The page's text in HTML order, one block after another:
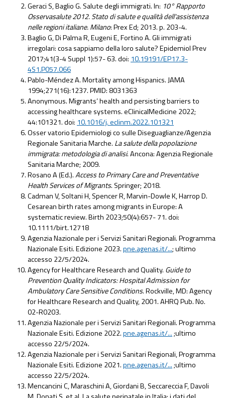
Geraci S, Baglio G. Salute degli immigrati. In: 10° Rapporto
Osservasalute 2012. Stato di salute e qualità dell'assistenza
nelle regioni italiane. Milano: Prex Ed; 2013. p. 203-4.
Baglio G, Di Palma R, Eugeni E, Fortino A. Gli immigrati
irregolari: cosa sappiamo della loro salute? Epidemiol Prev
2017;41(3-4 Suppl 1):57- 63. doi: 10.19191/EP17.3-
4S1.P057.066
Pablo-Méndez A. Mortality among Hispanics. JAMA
1994;271(16):1237. PMID: 8031363
Anonymous. Migrants’ health and persisting barriers to
accessing healthcare systems. eClinicalMedicine 2022;
44:101321. doi: 10.1016/j. eclinm.2022.101321
Osser vatorio Epidemiologi co sulle Diseguaglianze/Agenzia
Regionale Sanitaria Marche. La salute della popolazione
immigrata: metodologia di analisi. Ancona: Agenzia Regionale
Sanitaria Marche; 2009.
Rosano A (Ed.).Access to Primary Care and Preventative
Health Services of Migrants. Springer; 2018.
Cadman V, Soltani H, Spencer R, Marvin-Dowle K, Harrop D.
Cesarean birth rates among migrants in Europe: A
systematic review. Birth 2023;50(4):657- 71. doi:
10.1111/birt.12718
Agenzia Nazionale per i Servizi Sanitari Regionali. Programma
Nazionale Esiti. Edizione 2023.pne.agenas.it/...; ultimo
accesso 22/5/2024.
Agency for Healthcare Research and Quality. Guide to
Prevention Quality Indicators: Hospital Admission for
Ambulatory Care Sensitive Conditions. Rockville, MD: Agency
for Healthcare Research and Quality, 2001. AHRQ Pub. No.
02-R0203.
Agenzia Nazionale per i Servizi Sanitari Regionali. Programma
Nazionale Esiti. Edizione 2022.pne.agenas.it/...;ultimo
accesso 22/5/2024.
Agenzia Nazionale per i Servizi Sanitari Regionali, Programma
Nazionale Esiti. Edizione 2021.pne.agenas.it/...;ultimo
accesso 22/5/2024.
Mencancini C, Maraschini A, Giordani B, Seccareccia F, Davoli